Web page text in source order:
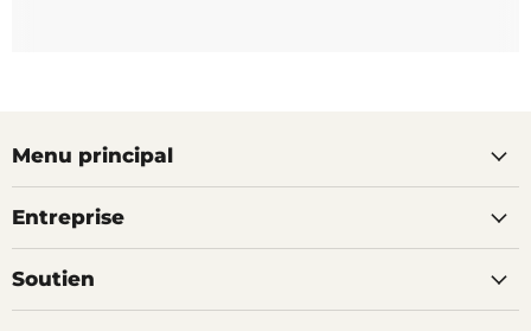
Menu principal
Entreprise
Soutien